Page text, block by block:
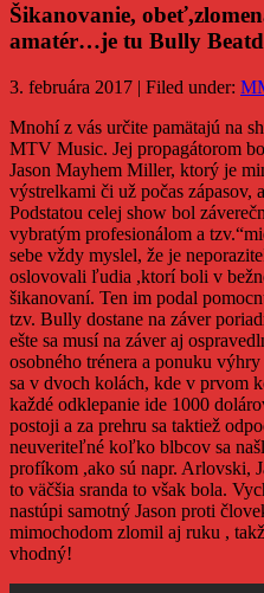
Šikanovanie,
amatér…je tu Bully
3. februára 2017 | Filed under:
Mnohí z vás určite pamätajú na
MTV Music. Jej propagátorom
Jason Mayhem Miller, ktorý je
výstrelkami či už počas zápasov,
Podstatou celej show bol
vybratým profesionálom a
sebe vždy myslel, že je
oslovovali ľudia ,ktorí boli v
šikanovaní. Ten im podal
tzv. Bully dostane na záver
ešte sa musí na záver aj
osobného trénera a ponuku
sa v dvoch kolách, kde v prvom
každé odklepanie ide 1000
postoji a za prehru sa taktiež
neuveriteľné koľko blbcov sa
profíkom ,ako sú napr. Arlovski,
to väčšia sranda to však bola.
nastúpi samotný Jason proti
mimochodom zlomil aj ruku ,
vhodný!